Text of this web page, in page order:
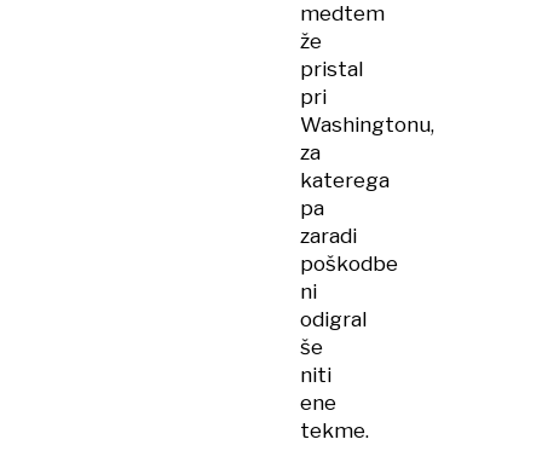
medtem
že
pristal
pri
Washingtonu,
za
katerega
pa
zaradi
poškodbe
ni
odigral
še
niti
ene
tekme.